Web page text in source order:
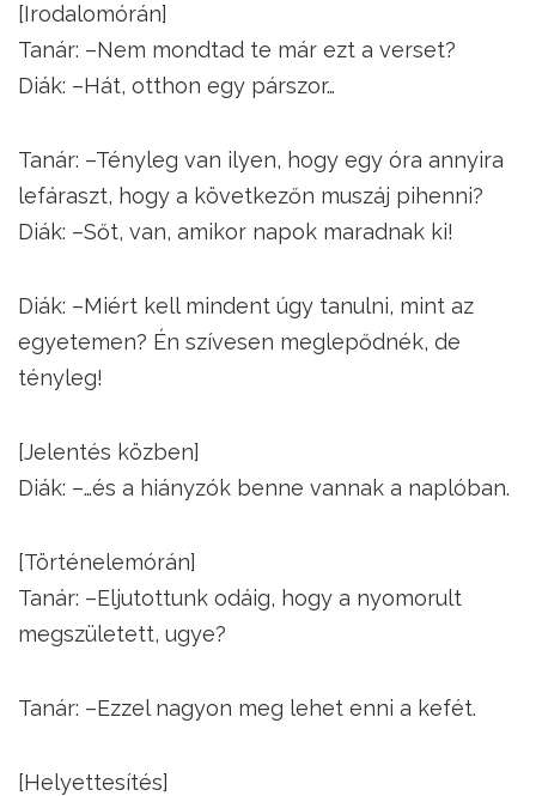
[Irodalomórán]
Tanár: –Nem mondtad te már ezt a verset?
Diák: –Hát, otthon egy párszor…
Tanár: –Tényleg van ilyen, hogy egy óra annyira
lefáraszt, hogy a következőn muszáj pihenni?
Diák: –Sőt, van, amikor napok maradnak ki!
Diák: –Miért kell mindent úgy tanulni, mint az
egyetemen? Én szívesen meglepődnék, de
tényleg!
[Jelentés közben]
Diák: –…és a hiányzók benne vannak a naplóban.
[Történelemórán]
Tanár: –Eljutottunk odáig, hogy a nyomorult
megszületett, ugye?
Tanár: –Ezzel nagyon meg lehet enni a kefét.
[Helyettesítés]